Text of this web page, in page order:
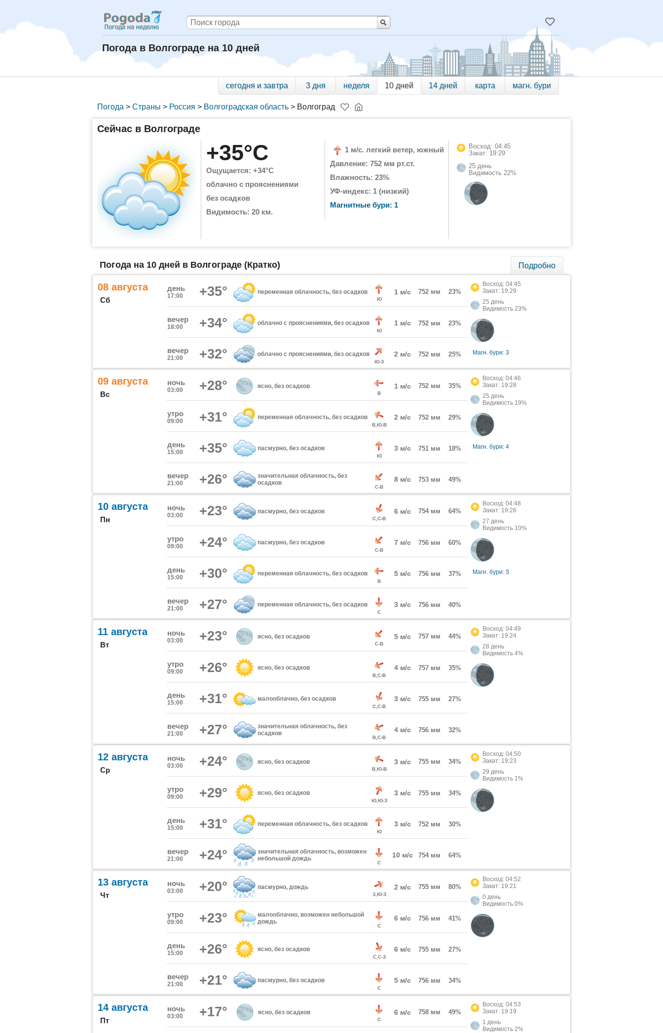
Погода в Волгограде на 10 дней
сегодня и завтра 3 дня неделя 10 дней 14 дней карта магн. бури
Погода > Страны > Россия > Волгоградская область > Волгоград
Сейчас в Волгограде
+35°C
Ощущается: +34°C
облачно с прояснениями
без осадков
Видимость: 20 км.
1 м/с. легкий ветер, южный
Давление: 752 мм рт.ст.
Влажность: 23%
УФ-индекс: 1 (низкий)
Магнитные бури: 1
Восход: 04:45
Закат: 19:29
25 день
Видимость 22%
Погода на 10 дней в Волгограде (Кратко) Подробно
08 августа
Сб
день
17:00 +35° переменная облачность, без осадков
Ю
1 м/с 752 мм 23%
вечер
18:00 +34° облачно с прояснениями, без осадков
Ю
1 м/с 752 мм 23%
вечер
21:00 +32° облачно с прояснениями, без осадков
Ю-З
2 м/с 752 мм 25%
Восход: 04:45
Закат: 19:29
25 день
Видимость 23%
Магн. бури: 3
09 августа
Вс
ночь
03:00 +28° ясно, без осадков
В
1 м/с 752 мм 35%
утро
09:00 +31° переменная облачность, без осадков
В,Ю-В
2 м/с 752 мм 29%
день
15:00 +35° пасмурно, без осадков
Ю
3 м/с 751 мм 18%
вечер
21:00 +26°
значительная облачность, без
осадков
С-В
8 м/с 753 мм 49%
Восход: 04:46
Закат: 19:28
25 день
Видимость 19%
Магн. бури: 4
10 августа
Пн
ночь
03:00 +23° пасмурно, без осадков
С,С-В
6 м/с 754 мм 64%
утро
09:00 +24° пасмурно, без осадков
С-В
7 м/с 756 мм 60%
день
15:00 +30° переменная облачность, без осадков
В
5 м/с 756 мм 37%
вечер
21:00 +27° переменная облачность, без осадков
С
3 м/с 756 мм 40%
Восход: 04:48
Закат: 19:26
27 день
Видимость 10%
Магн. бури: 3
11 августа
Вт
ночь
03:00 +23° ясно, без осадков
С-В
5 м/с 757 мм 44%
утро
09:00 +26° ясно, без осадков
В,С-В
4 м/с 757 мм 35%
день
15:00 +31° малооблачно, без осадков
С,С-В
3 м/с 755 мм 27%
вечер
21:00 +27°
значительная облачность, без
осадков
В,С-В
4 м/с 756 мм 32%
Восход: 04:49
Закат: 19:24
28 день
Видимость 4%
12 августа
Ср
ночь
03:00 +24° ясно, без осадков
В,Ю-В
3 м/с 755 мм 34%
утро
09:00 +29° ясно, без осадков
Ю,Ю-З
3 м/с 755 мм 34%
день
15:00 +31° переменная облачность, без осадков
Ю
3 м/с 752 мм 30%
вечер
21:00 +24°
значительная облачность, возможен
небольшой дождь
С
10 м/с 754 мм 64%
Восход: 04:50
Закат: 19:23
29 день
Видимость 1%
13 августа
Чт
ночь
03:00 +20° пасмурно, дождь
З,Ю-З
2 м/с 755 мм 80%
утро
09:00 +23°
малооблачно, возможен небольшой
дождь
С
6 м/с 756 мм 41%
день
15:00 +26° ясно, без осадков
С,С-З
6 м/с 755 мм 27%
вечер
21:00 +21° пасмурно, без осадков
С
5 м/с 756 мм 34%
Восход: 04:52
Закат: 19:21
0 день
Видимость 0%
14 августа
Пт
ночь
03:00 +17° ясно, без осадков
С
6 м/с 758 мм 49%
Восход: 04:53
Закат: 19:19
1 день
Видимость 2%